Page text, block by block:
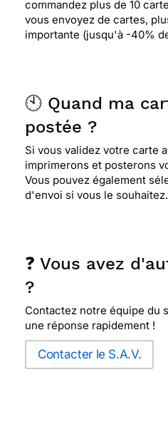
commandez plus de 10
vous envoyez de cartes,
importante (jusqu'à -40%
🕙 Quand ma
postée ?
Si vous validez votre carte
imprimerons et posterons
Vous pouvez également
d'envoi si vous le souhaitez.
❓ Vous avez
?
Contactez notre équipe du
une réponse rapidement !
Contacter le S.A.V.